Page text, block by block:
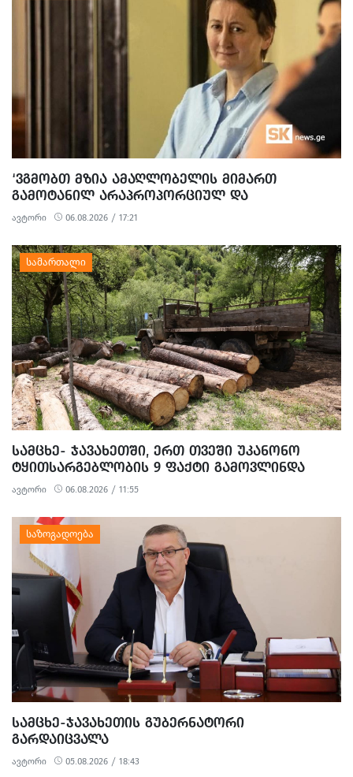
‘ᲕᲒᲛᲝᲑᲗ ᲛᲖᲘᲐ ᲐᲛᲐᲦᲚᲝᲑᲔᲚᲘᲡ ᲛᲘᲛᲐᲠᲗ
ᲒᲐᲛᲝᲢᲐᲜᲘᲚ ᲐᲠᲐᲞᲠᲝᲞᲝᲠᲪᲘᲣᲚ ᲓᲐ
ᲞᲝᲚᲘᲢᲘᲖᲔᲑᲣᲚ ᲒᲐᲜᲐᲩᲔᲜᲡ’ - ᲔᲕᲠᲝᲙᲐᲕᲨᲘᲠᲘᲡ
ᲡᲐᲔᲚᲩᲝ
ავტორი 06.08.2026 / 17:21
ᲡᲐᲛᲪᲮᲔ- ᲯᲐᲕᲐᲮᲔᲗᲨᲘ, ᲔᲠᲗ ᲗᲕᲔᲨᲘ ᲣᲙᲐᲜᲝᲜᲝ
ᲢᲧᲘᲗᲡᲐᲠᲒᲔᲑᲚᲝᲑᲘᲡ 9 ᲤᲐᲥᲢᲘ ᲒᲐᲛᲝᲕᲚᲘᲜᲓᲐ
ავტორი 06.08.2026 / 11:55
ᲡᲐᲛᲪᲮᲔ-ᲯᲐᲕᲐᲮᲔᲗᲘᲡ ᲒᲣᲑᲔᲠᲜᲐᲢᲝᲠᲘ
ᲒᲐᲠᲓᲐᲘᲪᲕᲐᲚᲐ
ავტორი 05.08.2026 / 18:43